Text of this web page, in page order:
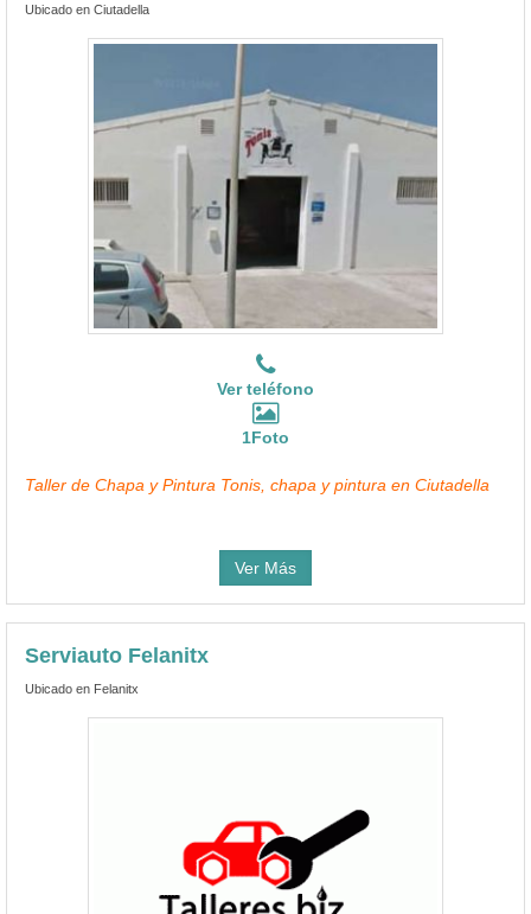
Ubicado en Ciutadella
Ver teléfono
1Foto
Taller de Chapa y Pintura Tonis, chapa y pintura en Ciutadella
Ver Más
Serviauto Felanitx
Ubicado en Felanitx